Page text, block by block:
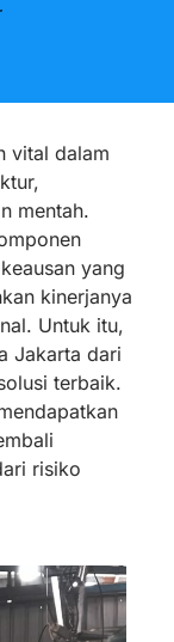
vital dalam
mentah.
yang
kinerjanya
Untuk itu,
Jakarta dari
terbaik.
risiko